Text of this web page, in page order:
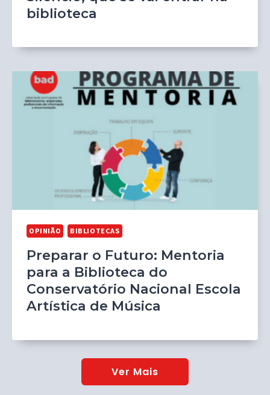
biblioteca
OPINIÃO BIBLIOTECAS
Preparar o Futuro: Mentoria
para a Biblioteca do
Conservatório Nacional Escola
Artística de Música
Ver Mais